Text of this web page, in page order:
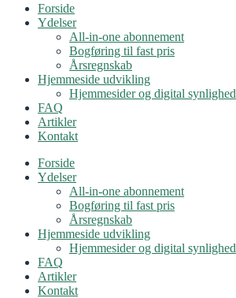
Forside
Ydelser
All-in-one abonnement
Bogføring til fast pris
Årsregnskab
Hjemmeside udvikling
Hjemmesider og digital synlighed
FAQ
Artikler
Kontakt
Forside
Ydelser
All-in-one abonnement
Bogføring til fast pris
Årsregnskab
Hjemmeside udvikling
Hjemmesider og digital synlighed
FAQ
Artikler
Kontakt